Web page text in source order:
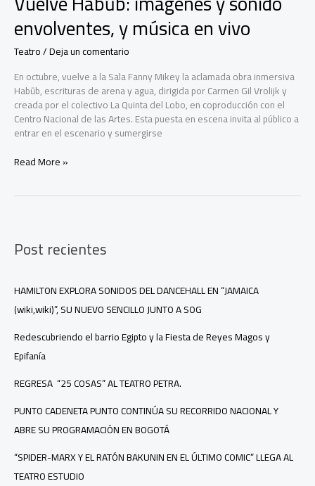
envolventes, y música en vivo
Teatro/Deja un comentario
En octubre, vuelve a la Sala Fanny Mikey la aclamada obra inmersiva
Habūb, escrituras de arena y agua, dirigida por Carmen Gil Vrolijk y
creada por el colectivo La Quinta del Lobo, en coproducción con el
Centro Nacional de las Artes. Esta puesta en escena invita al público a
entrar en el escenario y sumergirse
Vuelve
y
música
vivo
Read More »
Post recientes
HAMILTON EXPLORA SONIDOS DEL DANCEHALL EN “JAMAICA
(wiki,wiki)”, SU NUEVO SENCILLO JUNTO A SOG
Redescubriendo el barrio Egipto y la Fiesta de Reyes Magos y
Epifanía
REGRESA “25 COSAS” AL TEATRO PETRA.
PUNTO CADENETA PUNTO CONTINÚA SU RECORRIDO NACIONAL Y
ABRE SU PROGRAMACIÓN EN BOGOTÁ
“SPIDER-MARX Y EL RATÓN BAKUNIN EN EL ÚLTIMO COMIC” LLEGA AL
TEATRO ESTUDIO